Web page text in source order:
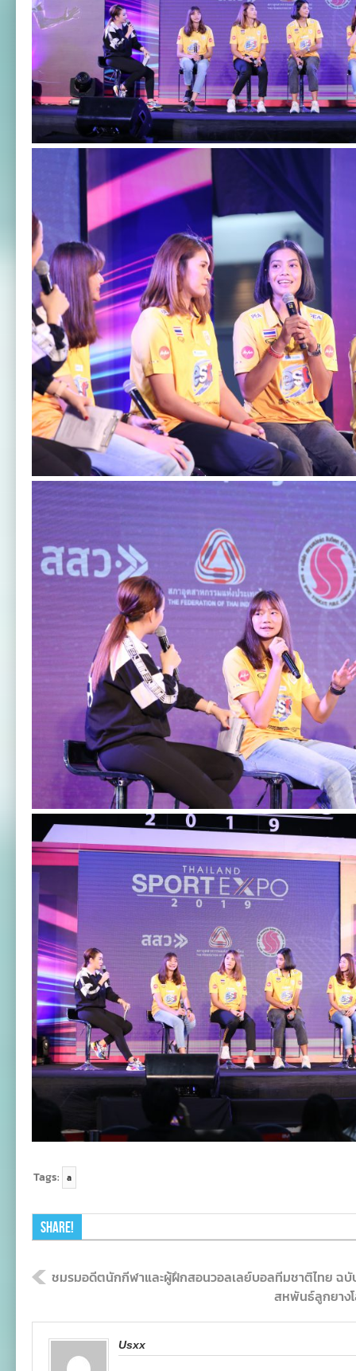
Tags: a
Share!
ชมรมอดีตนักกีฬาและผู้ฝึกสอนวอลเลย์บอลทีมชาติไทย ฉ
สหพันธ์ลูกยาง
Usxx